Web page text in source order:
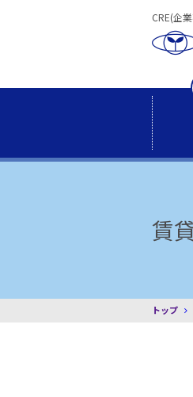
CRE(企
賃
トップ